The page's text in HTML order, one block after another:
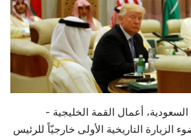
أعمال القمة الخليجية -
الزيارة التاريخية الأولى خارجيّاً للرئيس